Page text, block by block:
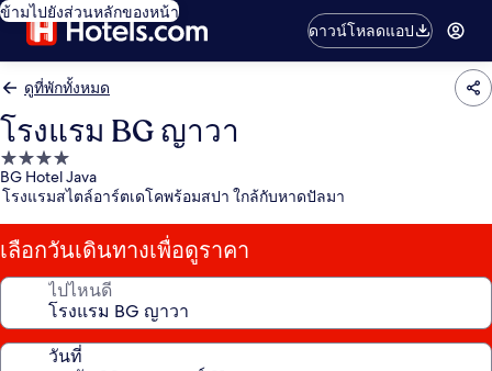
ข้ามไปยังส่วนหลักของหน้า
ดาวน์โหลดแอป
ดูที่พักทั้งหมด
โรงแรม BG ญาวา
ที่พัก
4.0
BG Hotel Java
โรงแรมสไตล์อาร์ตเดโคพร้อมสปา ใกล้กับหาดปัลมา
เลือกวันเดินทางเพื่อดูราคา
ไปไหนดี
วันที่